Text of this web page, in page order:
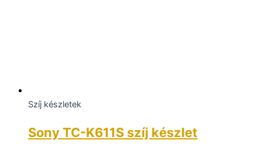
Szíj készletek
Sony TC-K611S szíj készlet